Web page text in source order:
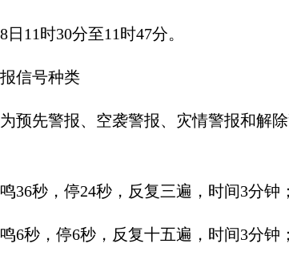
11时30分至11时47分。
信号种类
先警报、空袭警报、灾情警报和解除
秒，停24秒，反复三遍，时间3分钟
秒，停6秒，反复十五遍，时间3分钟；